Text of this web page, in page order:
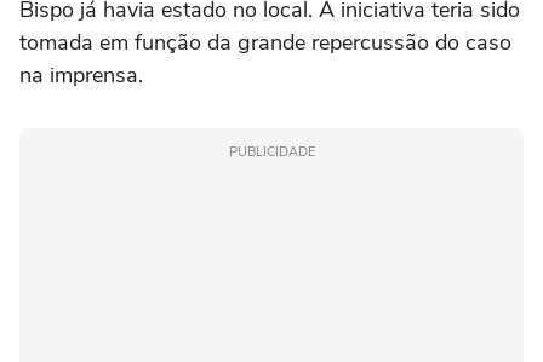
Bispo já havia estado no local. A iniciativa teria sido
tomada em função da grande repercussão do caso
na imprensa.
PUBLICIDADE